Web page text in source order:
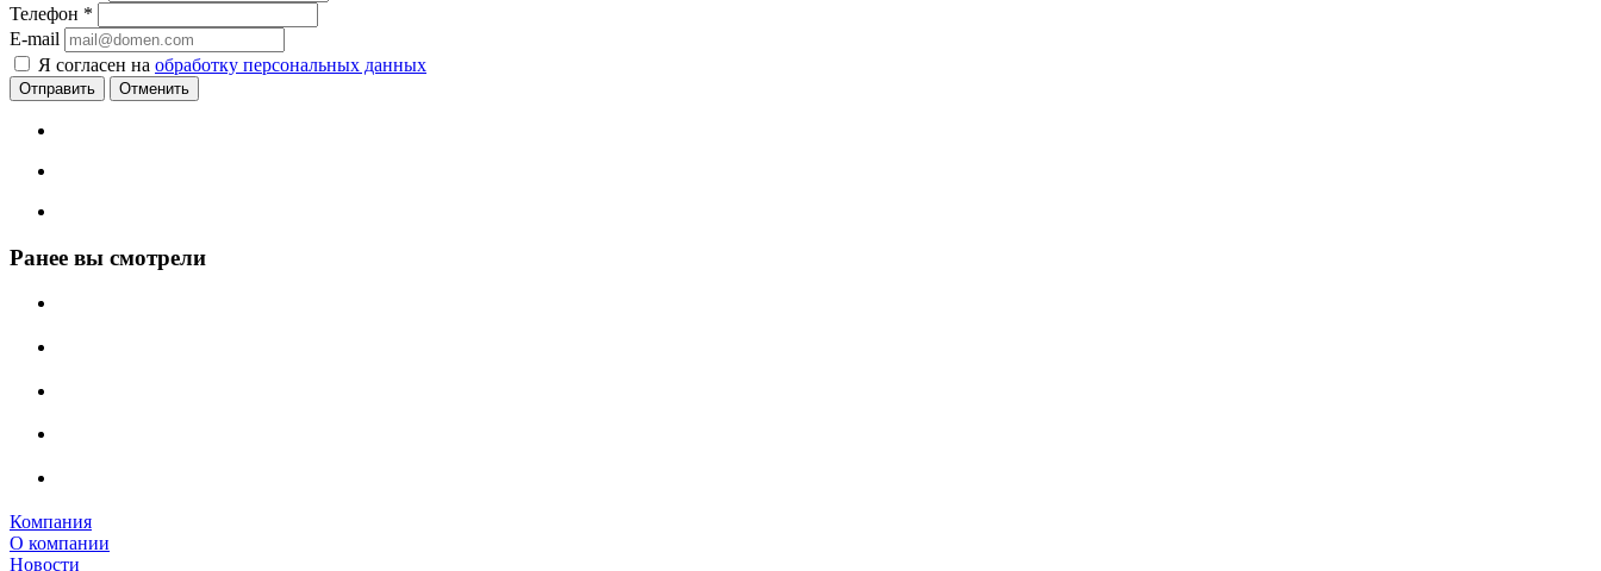
Телефон *
E-mail
Я согласен на обработку персональных данных
Отменить
Ранее вы смотрели
Компания
О компании
Новости